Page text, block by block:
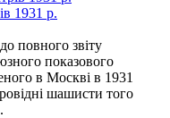
1931 р.
повного звіту
показового
в Москві в 1931
шашисти того